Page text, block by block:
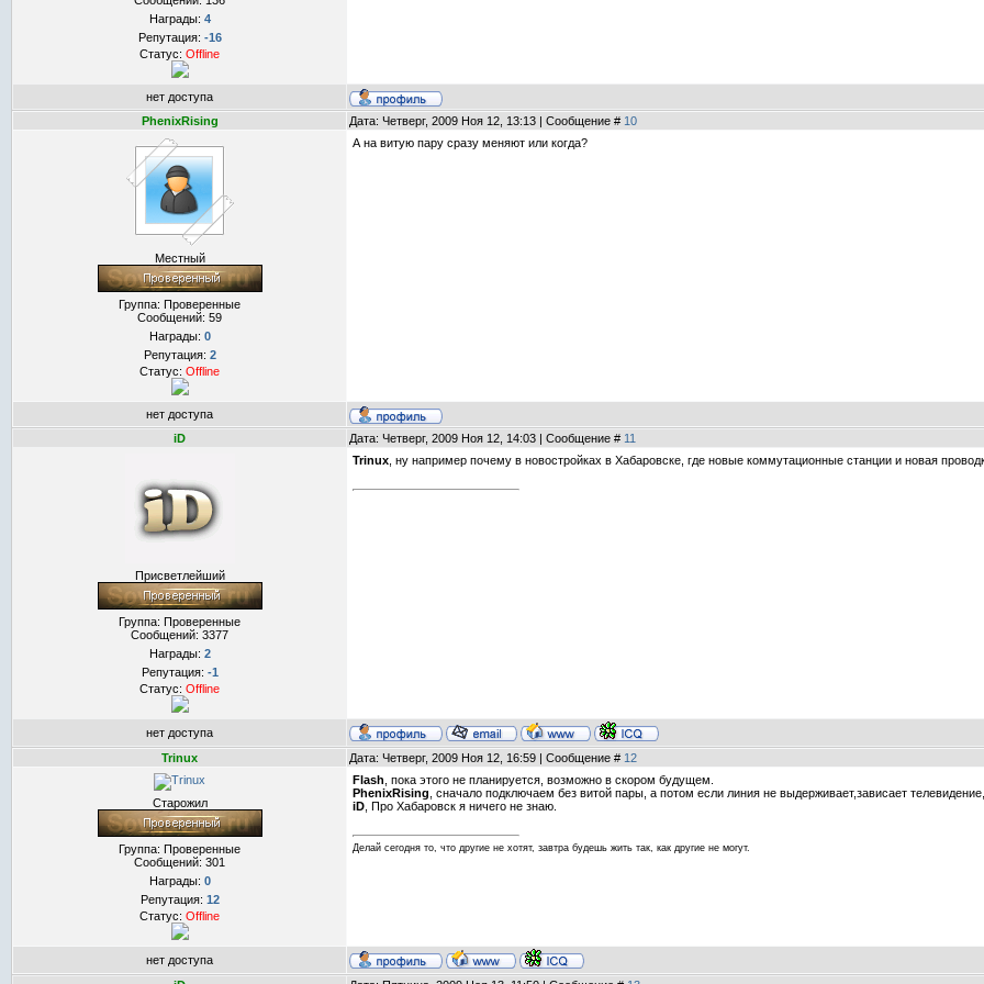
Награды: 4
Репутация: -16
Статус: Offline
нет доступа
PhenixRising
Дата: Четверг, 2009 Ноя 12, 13:13 | Сообщение # 10
Местный
Группа: Проверенные
Сообщений: 59
Награды: 0
Репутация: 2
Статус: Offline
А на витую пару сразу меняют или когда?
нет доступа
iD
Дата: Четверг, 2009 Ноя 12, 14:03 | Сообщение # 11
Присветлейший
Группа: Проверенные
Сообщений: 3377
Награды: 2
Репутация: -1
Статус: Offline
Trinux , ну например почему в новостройках в Хабаровске, где новые коммутационные станции и новая
нет доступа
Trinux
Дата: Четверг, 2009 Ноя 12, 16:59 | Сообщение # 12
Старожил
Группа: Проверенные
Сообщений: 301
Награды: 0
Репутация: 12
Статус: Offline
Flash , пока этого не планируется, возможно в скором будущем.
PhenixRising , сначало подключаем без витой пары, а потом если линия не выдерживает,зависает
iD , Про Хабаровск я ничего не знаю.
Делай сегодня то, что другие не хотят, завтра будешь жить так, как другие не могут.
нет доступа